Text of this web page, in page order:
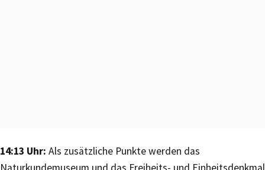
14:13 Uhr: Als zusätzliche Punkte werden das